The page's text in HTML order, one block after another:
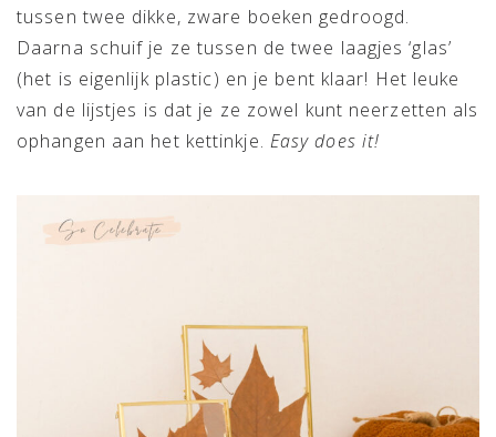
tussen twee dikke, zware boeken gedroogd.
Daarna schuif je ze tussen de twee laagjes ‘glas’
(het is eigenlijk plastic) en je bent klaar! Het leuke
van de lijstjes is dat je ze zowel kunt neerzetten als
ophangen aan het kettinkje. Easy does it!